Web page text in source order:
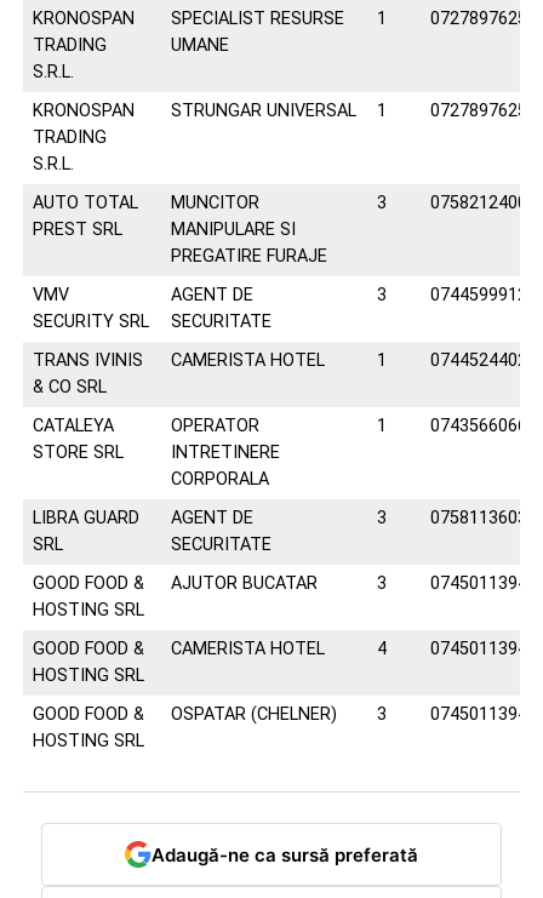
KRONOSPAN
TRADING
S.R.L.
SPECIALIST RESURSE
UMANE
1 0727897625
KRONOSPAN
TRADING
S.R.L.
STRUNGAR UNIVERSAL 1 0727897625
AUTO TOTAL
PREST SRL
MUNCITOR
MANIPULARE SI
PREGATIRE FURAJE
3 0758212400
VMV
SECURITY SRL
AGENT DE
SECURITATE
3 0744599912
TRANS IVINIS
& CO SRL
CAMERISTA HOTEL 1 0744524402
CATALEYA
STORE SRL
OPERATOR
INTRETINERE
CORPORALA
1 0743566066
LIBRA GUARD
SRL
AGENT DE
SECURITATE
3 0758113603
GOOD FOOD &
HOSTING SRL
AJUTOR BUCATAR 3 0745011394
GOOD FOOD &
HOSTING SRL
CAMERISTA HOTEL 4 0745011394
GOOD FOOD &
HOSTING SRL
OSPATAR (CHELNER) 3 0745011394
Adaugă-ne ca sursă preferată